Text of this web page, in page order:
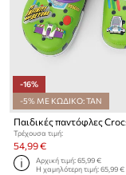
-16%
-5% ΜΕ ΚΩΔΙΚΟ: TAN
Τρέχουσα τιμή:
54,99 €
Αρχική τιμή:65,99 €
Η χαμηλότερη τιμή:65,99 €